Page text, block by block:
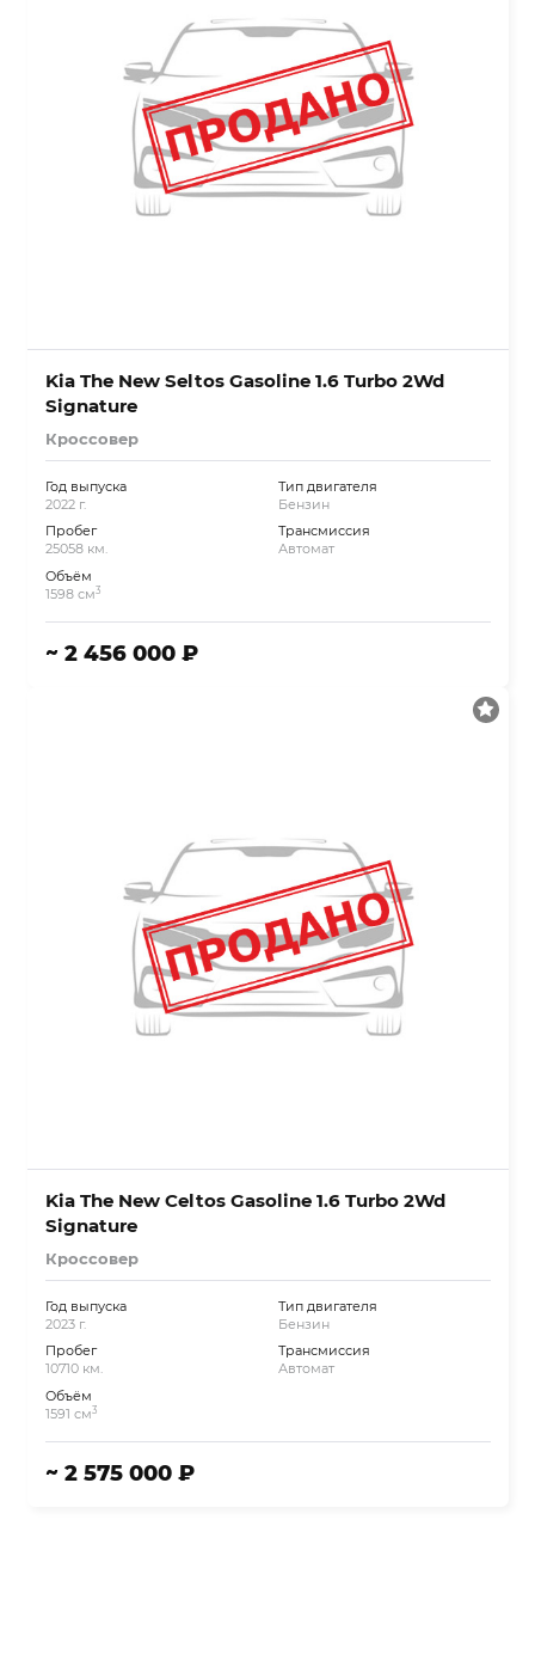
Kia The New Seltos Gasoline 1.6 Turbo 2Wd
Signature
Кроссовер
Год выпуска
2022 г.
Пробег
25058 км.
Объём
1598 см3
Тип двигателя
Бензин
Трансмиссия
Автомат
~ 2 456 000 ₽
Kia The New Celtos Gasoline 1.6 Turbo 2Wd
Signature
Кроссовер
Год выпуска
2023 г.
Пробег
10710 км.
Объём
1591 см3
Тип двигателя
Бензин
Трансмиссия
Автомат
~ 2 575 000 ₽